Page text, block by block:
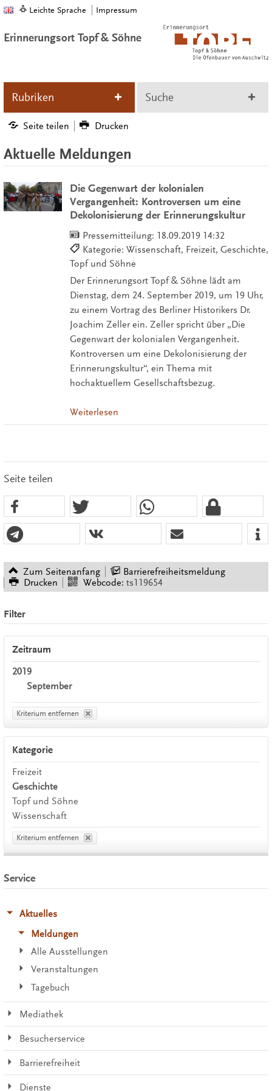
Leichte Sprache Impressum
Erinnerungsort Topf & Söhne
Rubriken Suche
Seite teilen Drucken
Aktuelle Meldungen
Die Gegenwart der kolonialen
Vergangenheit: Kontroversen um eine
Dekolonisierung der Erinnerungskultur
Pressemitteilung: 18.09.2019 14:32
Kategorie: Wissenschaft, Freizeit, Geschichte,
Topf und Söhne
Der Erinnerungsort Topf & Söhne lädt am
Dienstag, dem 24. September 2019, um 19 Uhr,
zu einem Vortrag des Berliner Historikers Dr.
Joachim Zeller ein. Zeller spricht über „Die
Gegenwart der kolonialen Vergangenheit.
Kontroversen um eine Dekolonisierung der
Erinnerungskultur“, ein Thema mit
hochaktuellem Gesellschaftsbezug.
Weiterlesen
Seite teilen
Zum Seitenanfang
Barrierefreiheitsmeldung
Drucken
Webcode: ts119654
Filter
Zeitraum
2019
September
Kriterium entfernen
Kategorie
Freizeit
Geschichte
Topf und Söhne
Wissenschaft
Kriterium entfernen
Service
Aktuelles
Meldungen
Alle Ausstellungen
Veranstaltungen
Tagebuch
Mediathek
Besucherservice
Barrierefreiheit
Dienste